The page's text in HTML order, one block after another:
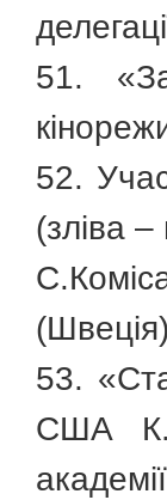
51.
52.
(зліва
53.
США